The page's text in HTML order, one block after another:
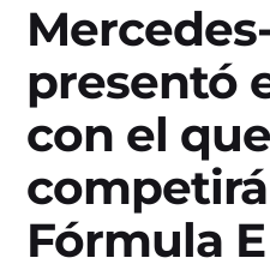
presentó
con el que
Fórmula E